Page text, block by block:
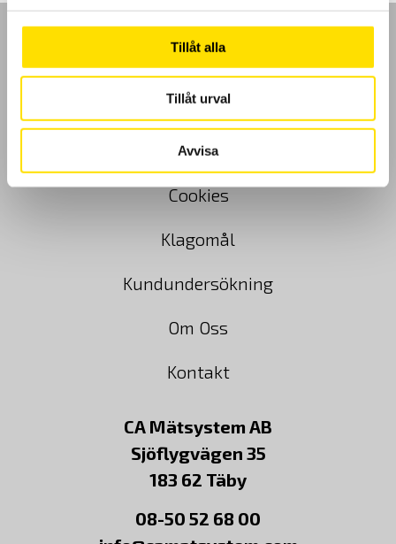
Tillåt alla
Tillåt urval
Avvisa
GDPR
Köpvillkor
Cookies
Klagomål
Kundundersökning
Om Oss
Kontakt
CA Mätsystem AB
Sjöflygvägen 35
183 62 Täby
08-50 52 68 00